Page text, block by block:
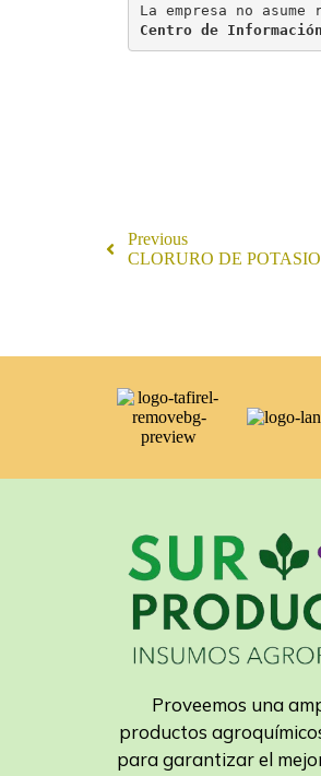
La empresa no
Centro de
Previous
CLORURO DE POTASIO
Proveemos una
productos
para garantizar el